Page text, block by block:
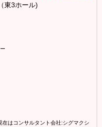
東3ホール)
はコンサルタント会社:シグマクシ